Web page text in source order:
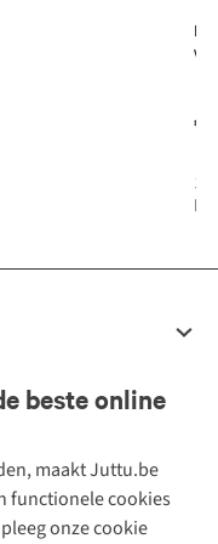
1
beste online
maakt Juttu.be
functionele cookies
onze cookie